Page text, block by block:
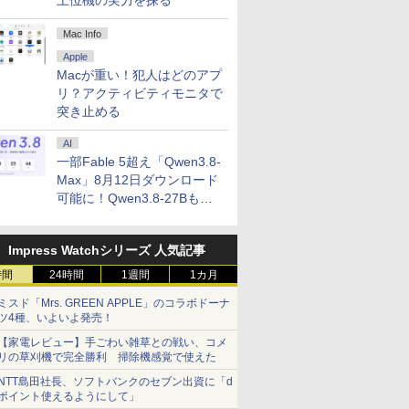
Mac Info
Apple
Macが重い！犯人はどのアプ
リ？アクティビティモニタで
突き止める
AI
一部Fable 5超え「Qwen3.8-
Max」8月12日ダウンロード
可能に！Qwen3.8-27Bも順
Impress Watchシリーズ 人気記事
24時間 1週間 1カ月
スド「Mrs. GREEN APPLE」のコラボドーナ
4種、いよいよ発売！
家電レビュー】手ごわい雑草との戦い、コメ
の草刈機で完全勝利 掃除機感覚で使えた
島田社長、ソフトバンクのセブン出資に「d
イント使えるようにして」